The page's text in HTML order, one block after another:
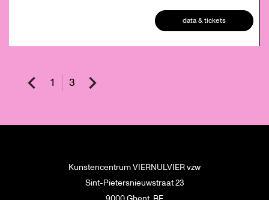
data & tickets
1 3
Kunstencentrum VIERNULVIER vzw
Sint-Pietersnieuwstraat 23